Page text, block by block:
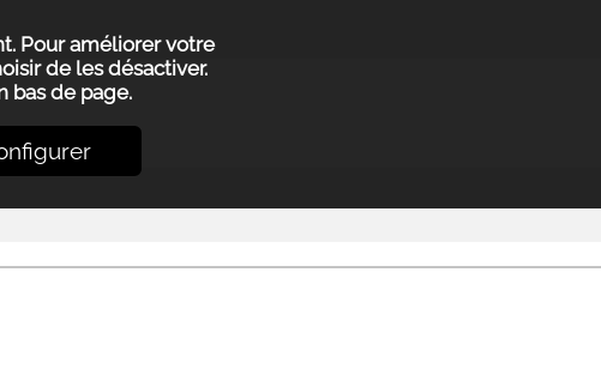
Pour améliorer votre
de les désactiver.
bas de page.